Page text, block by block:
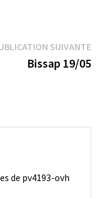
SUIVANTE
Bissap 19/05
de pv4193-ovh